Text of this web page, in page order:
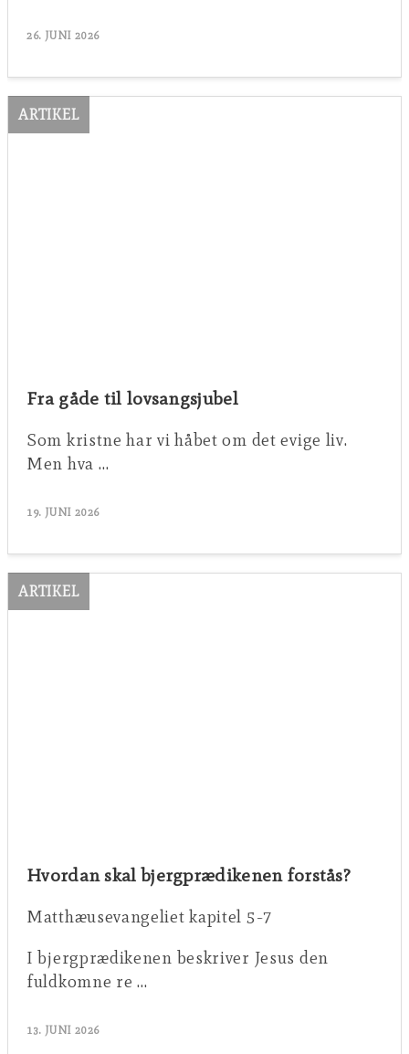
26. JUNI 2026
ARTIKEL
Fra gåde til lovsangsjubel
Som kristne har vi håbet om det evige liv.
Men hva …
19. JUNI 2026
ARTIKEL
Hvordan skal bjergprædikenen forstås?
Matthæusevangeliet kapitel 5-7
I bjergprædikenen beskriver Jesus den
fuldkomne re …
13. JUNI 2026